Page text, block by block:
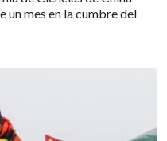
un mes en la cumbre del